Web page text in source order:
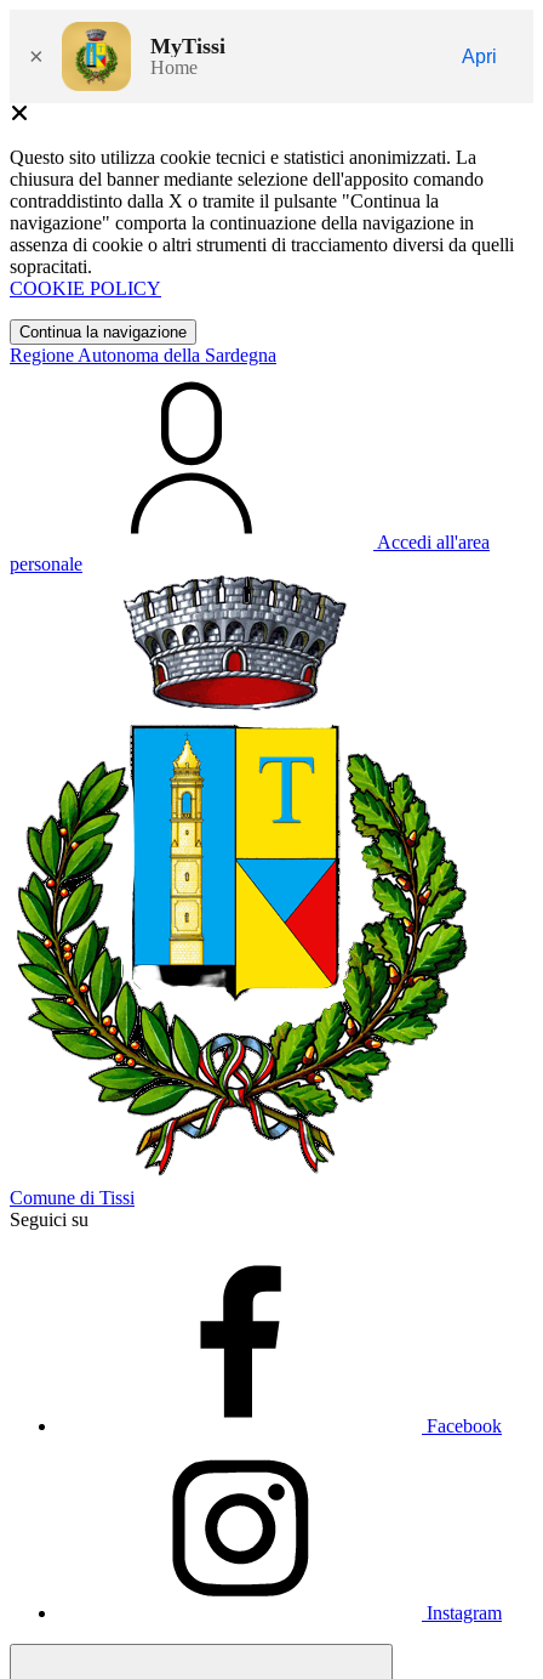
× MyTissi
Home
Apri
Questo sito utilizza cookie tecnici e statistici anonimizzati. La
chiusura del banner mediante selezione dell'apposito comando
contraddistinto dalla X o tramite il pulsante "Continua la
navigazione" comporta la continuazione della navigazione in
assenza di cookie o altri strumenti di tracciamento diversi da quelli
sopracitati.
COOKIE POLICY
Continua la navigazione
Regione Autonoma della Sardegna
Accedi all'area
personale
Comune di Tissi
Seguici su
Facebook
Instagram